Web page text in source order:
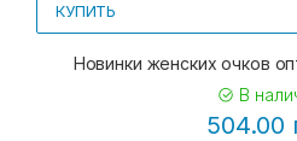
КУПИТЬ
Новинки женских очков
В
504.00